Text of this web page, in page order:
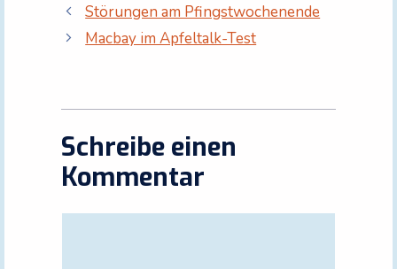
Störungen am Pfingstwochenende
Macbay im Apfeltalk-Test
Schreibe einen
Kommentar